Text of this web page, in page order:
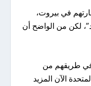
في بيروت،
لكن من الواضح أن
في طريقهم من
الآن المزيد